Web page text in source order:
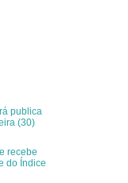
publica
(30)
recebe
do Índice